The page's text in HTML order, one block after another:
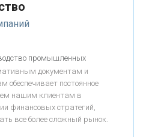
платежей за пять лет
промышленных
документам и
обеспечивает постоянное
нашим клиентам в
финансовых стратегий,
все более сложный рынок.